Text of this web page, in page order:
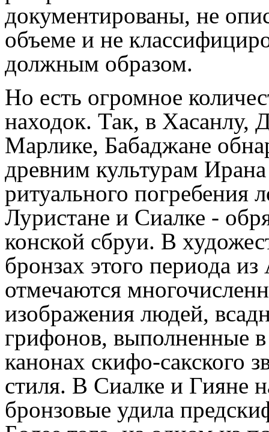
документированы, не
объеме и не
должным образом.
Но есть огромное
находок. Так, в Хасанлу,
Марлике, Бабаджане
древним культурам
ритуального погребения
Луристане и Сиалке -
конской сбруи. В
бронзах этого периода
отмечаются
изображения людей,
грифонов, выполненные
канонах скифо-сакского
стиля. В Сиалке и Гияне
бронзовые удила